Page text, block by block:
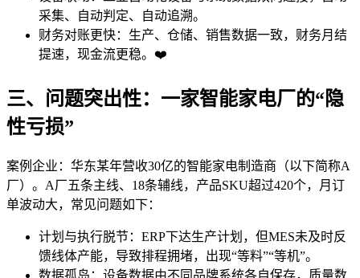
采集、自动判定、自动追溯。
财务对账更快：生产、仓储、销售数据一致，财务月结
提速，现金流更稳。❤️
三、问题突出性：一家智能家电厂的“隐
性亏损”
案例企业：华东某年营收30亿的智能家电制造商（以下简称A
厂）。A厂五条主线、18条辅线，产品SKU超过420个，月订
单波动大，常见问题如下：
计划与执行脱节：ERP下达生产计划，但MES未及时反
馈线体产能，导致排程拥堵，出现“等料”“等机”。
数据孤岛：设备数据由不同品牌系统各自保存，质量数